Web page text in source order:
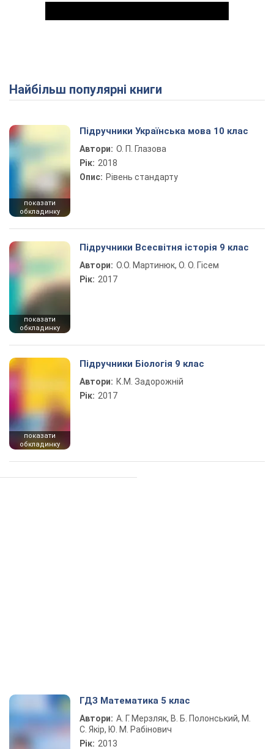
Play Video
Найбільш популярні книги
показати
обкладинку
Підручники Українська мова 10 клас
Автори: О. П. Глазова
Рік: 2018
Опис: Рівень стандарту
показати
обкладинку
Підручники Всесвітня історія 9 клас
Автори: О.О. Мартинюк, О. О. Гісем
Рік: 2017
показати
обкладинку
Підручники Біологія 9 клас
Автори: К.М. Задорожній
Рік: 2017
ГДЗ Математика 5 клас
Автори: А. Г. Мерзляк, В. Б. Полонський, М.
С. Якір, Ю. М. Рабінович
Рік: 2013